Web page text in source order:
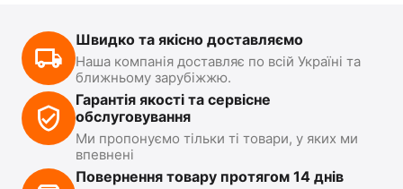
Швидко та якісно доставляємо
Наша компанія доставляє по всій Україні та
ближньому зарубіжжю.
Гарантія якості та сервісне
обслуговування
Ми пропонуємо тільки ті товари, у яких ми
впевнені
Повернення товару протягом 14 днів